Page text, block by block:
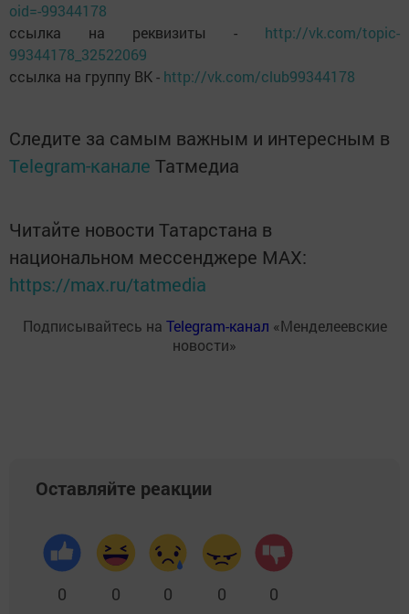
oid=-99344178
ссылка на реквизиты - http://vk.com/topic-
99344178_32522069
ссылка на группу ВК - http://vk.com/club99344178
Следите за самым важным и интересным в
Telegram-канале Татмедиа
Читайте новости Татарстана в
национальном мессенджере MАХ:
https://max.ru/tatmedia
Подписывайтесь на Telegram-канал «Менделеевские
новости»
Оставляйте реакции
0 0 0 0 0